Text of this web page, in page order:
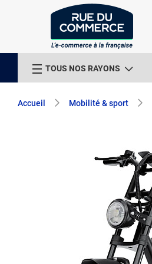
TOUS NOS RAYONS
Accueil Mobilité & sport